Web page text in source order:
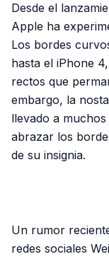
Desde el
Apple ha
Los bordes
hasta el iPhone
rectos que
embargo, la
llevado a
abrazar los
de su insignia.
Un rumor
redes sociales